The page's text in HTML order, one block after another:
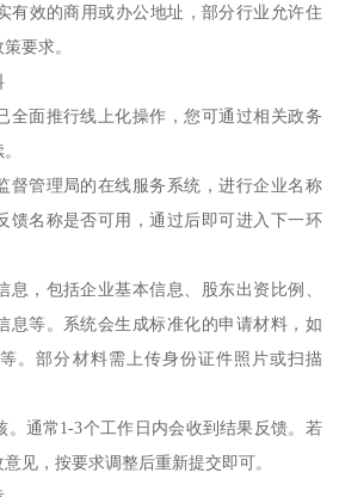
有效的商用或办公地址，部分行业允许住
要求。
全面推行线上化操作，您可通过相关政务
督管理局的在线服务系统，进行企业名称
馈名称是否可用，通过后即可进入下一环
息，包括企业基本信息、股东出资比例、
息等。系统会生成标准化的申请材料，如
。部分材料需上传身份证件照片或扫描
。通常1-3个工作日内会收到结果反馈。若
见，按要求调整后重新提交即可。